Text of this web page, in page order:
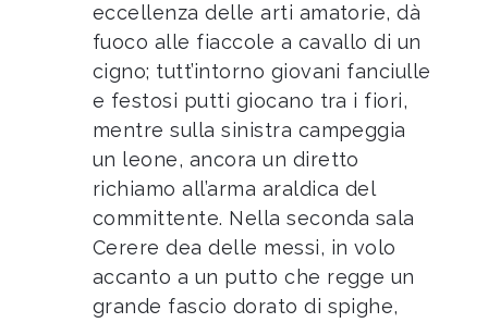
eccellenza delle arti amatorie, dà
fuoco alle fiaccole a cavallo di un
cigno; tutt’intorno giovani fanciulle
e festosi putti giocano tra i fiori,
mentre sulla sinistra campeggia
un leone, ancora un diretto
richiamo all’arma araldica del
committente. Nella seconda sala
Cerere dea delle messi, in volo
accanto a un putto che regge un
grande fascio dorato di spighe,